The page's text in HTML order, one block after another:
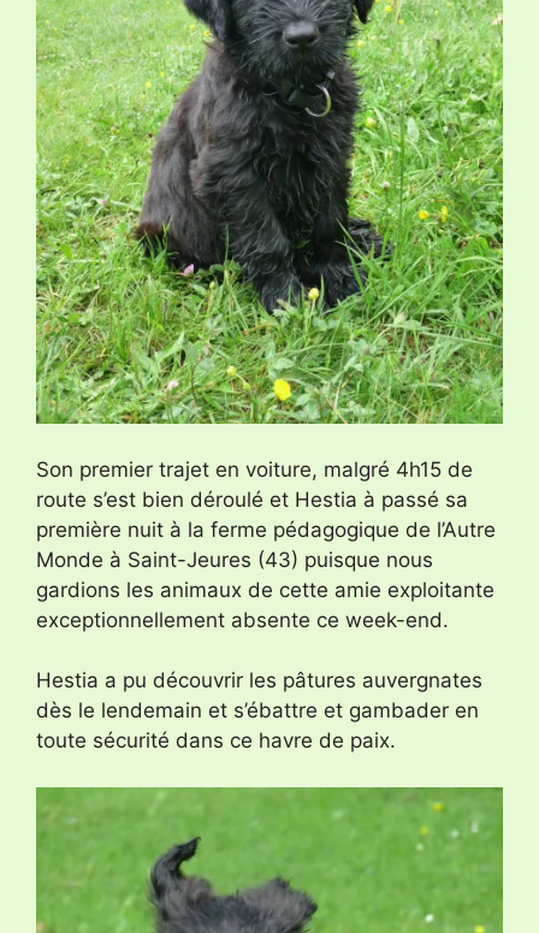
Son premier trajet en voiture, malgré 4h15 de
route s’est bien déroulé et Hestia à passé sa
première nuit à la ferme pédagogique de l’Autre
Monde à Saint-Jeures (43) puisque nous
gardions les animaux de cette amie exploitante
exceptionnellement absente ce week-end.
Hestia a pu découvrir les pâtures auvergnates
dès le lendemain et s’ébattre et gambader en
toute sécurité dans ce havre de paix.